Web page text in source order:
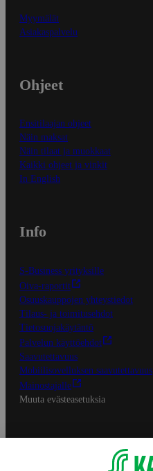
Myymälät
Asiakaspalvelu
Ohjeet
Ensitilaajan ohjeet
Näin maksat
Näin tilaat ja muokkaat
Kaikki ohjeet ja vinkit
In English
Info
S-Business yrityksille
Oiva-raportit
Osuuskauppojen yhteystiedot
Tilaus- ja toimitusehdot
Tietosuojakäytäntö
Palvelun käyttöehdot
Saavutettavuus
Mobiilisovelluksen saavutettavuus
Mainostajalle
Muuta evästeasetuksia
S-ryhmän palvelut